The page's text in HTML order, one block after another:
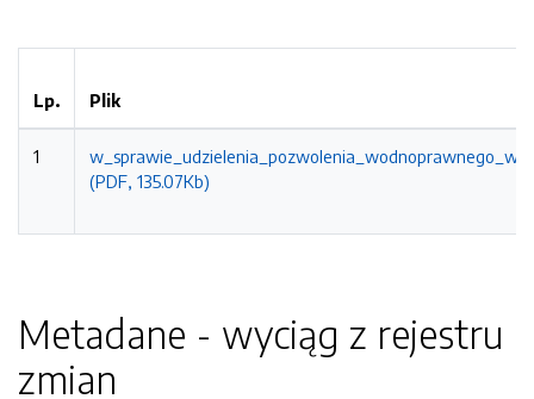
Lp. Plik
1
(PDF, 135.07Kb)
Metadane - wyciąg z rejestru
zmian